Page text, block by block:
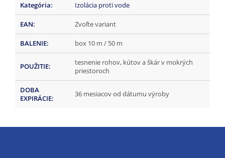
Kategória: Izolácia proti vode
EAN: Zvoľte variant
BALENIE: box 10 m / 50 m
POUŽITIE:
tesnenie rohov, kútov a škár v mokrých
priestoroch
DOBA
EXPIRÁCIE: 36 mesiacov od dátumu výroby